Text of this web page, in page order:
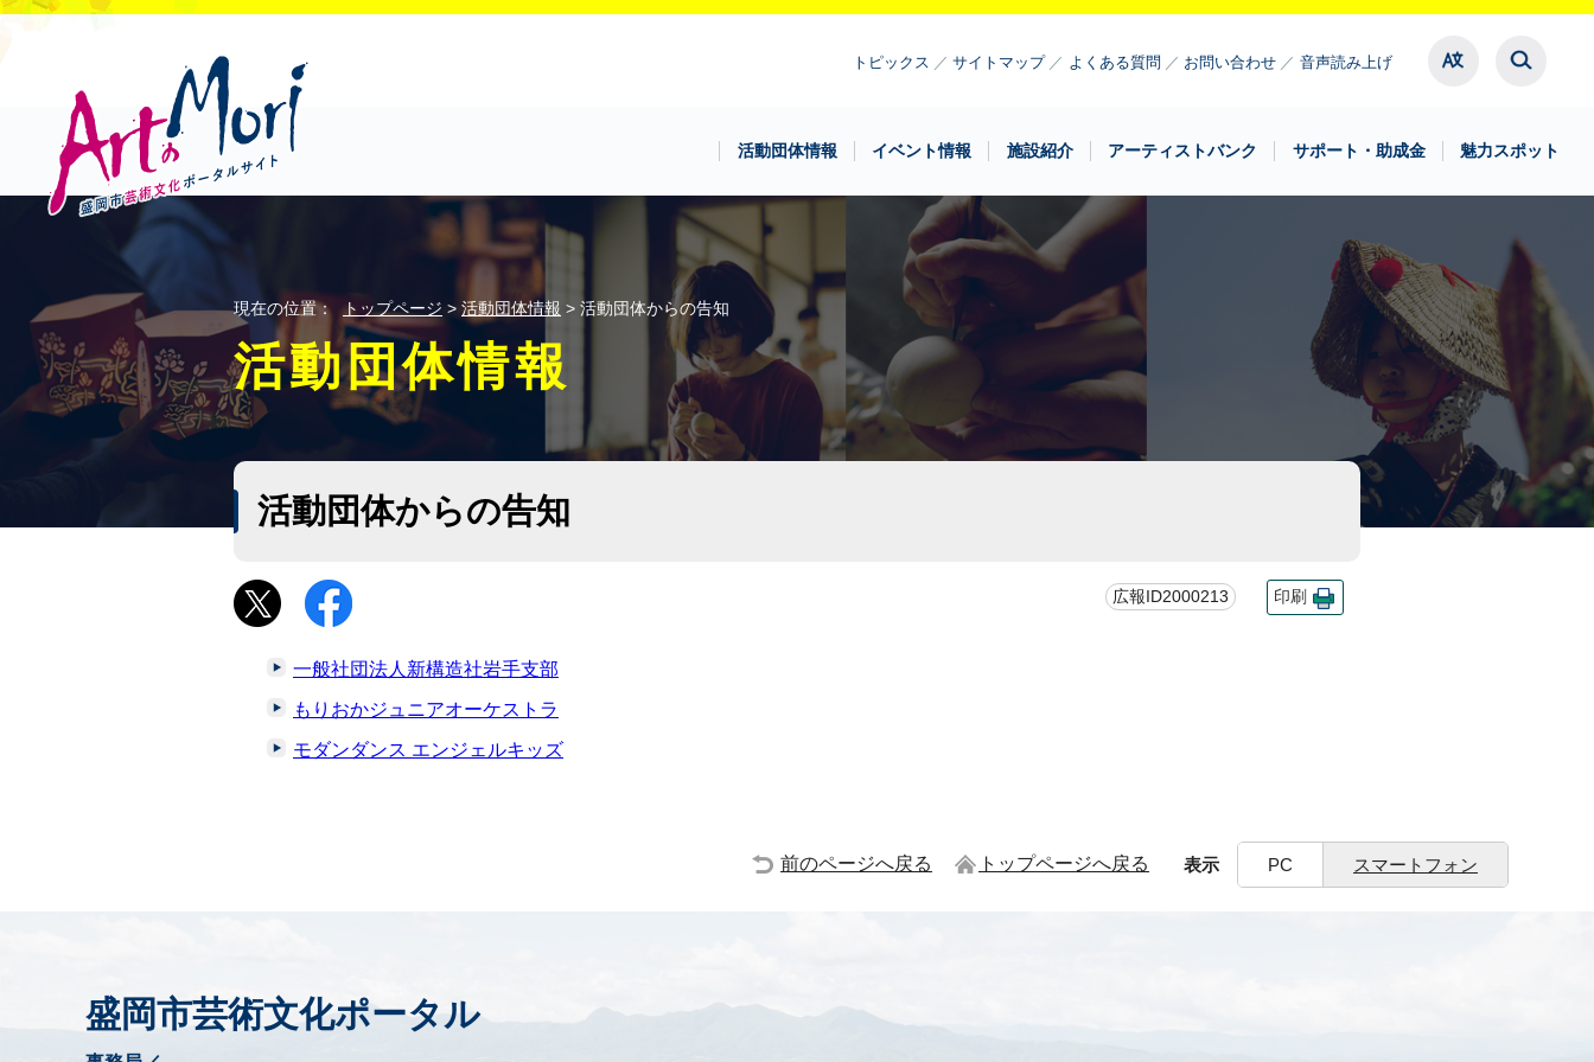
トピックス サイトマップ よくある質問 お問い合わせ 音声読み上げ
活動団体情報 イベント情報 施設紹介 アーティストバンク サポート・助成金 魅力スポット
現在の位置： トップページ > 活動団体情報 > 活動団体からの告知
活動団体情報
活動団体からの告知
広報ID2000213 印刷
一般社団法人新構造社岩手支部
もりおかジュニアオーケストラ
モダンダンス エンジェルキッズ
前のページへ戻る トップページへ戻る 表示 PC スマートフォン
盛岡市芸術文化ポータル